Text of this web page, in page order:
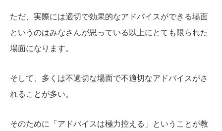
ただ、実際には適切で効果的なアドバイスができる場面
というのはみなさんが思っている以上にとても限られた
場面になります。
そして、多くは不適切な場面で不適切なアドバイスがさ
れることが多い。
そのために「アドバイスは極力控える」ということが教